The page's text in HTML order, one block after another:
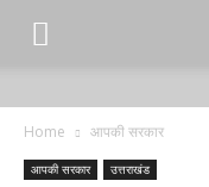
Home आपकी सरकार
आपकी सरकार उत्तराखंड